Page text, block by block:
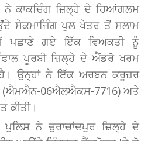
ਨੇ ਕਾਕਚਿੰਗ ਜ਼ਿਲ੍ਹੇ ਦੇ ਹਿਆਂਗਲਮ
ਸੇਕਮਾਜਿੰਗ ਪੁਲ ਖੇਤਰ ਤੋਂ ਸਲਾਮ
ਪਛਾਣੇ ਗਏ ਇੱਕ ਵਿਅਕਤੀ ਨੂੰ
ਪੂਰਬੀ ਜ਼ਿਲ੍ਹੇ ਦੇ ਐਂਡਰੋ ਖਰਮ
ਹੈ। ਉਨ੍ਹਾਂ ਨੇ ਇੱਕ ਅਰਬਨ ਕਰੂਜ਼ਰ
(ਐਮਐਨ-06ਐਲਐਕਸ-7716) ਅਤੇ
ਕੀਤੀ।
ਨੇ ਚੁਰਾਚਾਂਦਪੁਰ ਜ਼ਿਲ੍ਹੇ ਦੇ